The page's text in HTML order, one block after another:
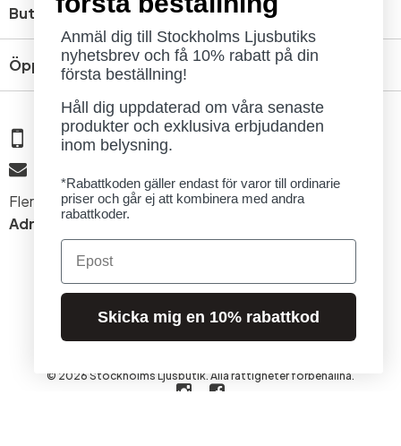
Butik
Öppettider
08 - 654 29 00
Fler kontaktuppgifter »
Adress:Kungsholmsgatan 6, 112 27 Stockholm
© 2026 Stockholms Ljusbutik. Alla rättigheter förbehållna.
Anmäl dig till Stockholms Ljusbutiks
nyhetsbrev och få 10% rabatt på din
första beställning!
Håll dig uppdaterad om våra senaste
produkter och exklusiva erbjudanden
inom belysning.
*Rabattkoden gäller endast för varor till ordinarie
priser och går ej att kombinera med andra
rabattkoder.
Email
Skicka mig en 10% rabattkod